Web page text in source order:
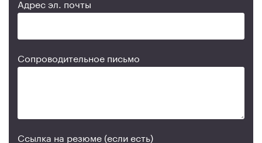
Адрес эл. почты
Сопроводительное письмо
Ссылка на резюме (если есть)